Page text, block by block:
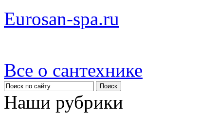
Eurosan-spa.ru
Все о сантехнике
Наши рубрики